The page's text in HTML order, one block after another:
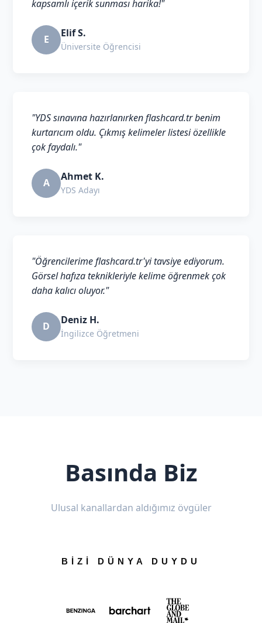
kapsamlı içerik sunması harika!"
E Elif S.
Üniversite Öğrencisi
"YDS sınavına hazırlanırken flashcard.tr benim
kurtarıcım oldu. Çıkmış kelimeler listesi özellikle
çok faydalı."
A Ahmet K.
YDS Adayı
"Öğrencilerime flashcard.tr'yi tavsiye ediyorum.
Görsel hafıza teknikleriyle kelime öğrenmek çok
daha kalıcı oluyor."
D Deniz H.
İngilizce Öğretmeni
Basında Biz
Ulusal kanallardan aldığımız övgüler
BİZİ DÜNYA DUYDU